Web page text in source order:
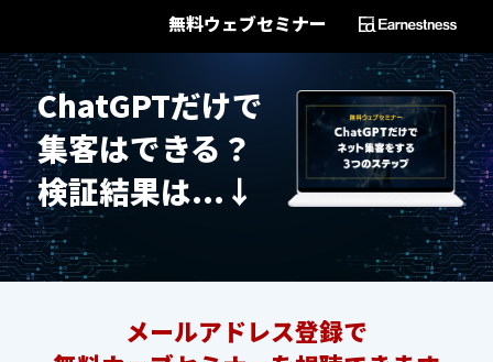
無料ウェブセミナー
ChatGPTだけで
集客はできる？
検証結果は...↓
メールアドレス登録で